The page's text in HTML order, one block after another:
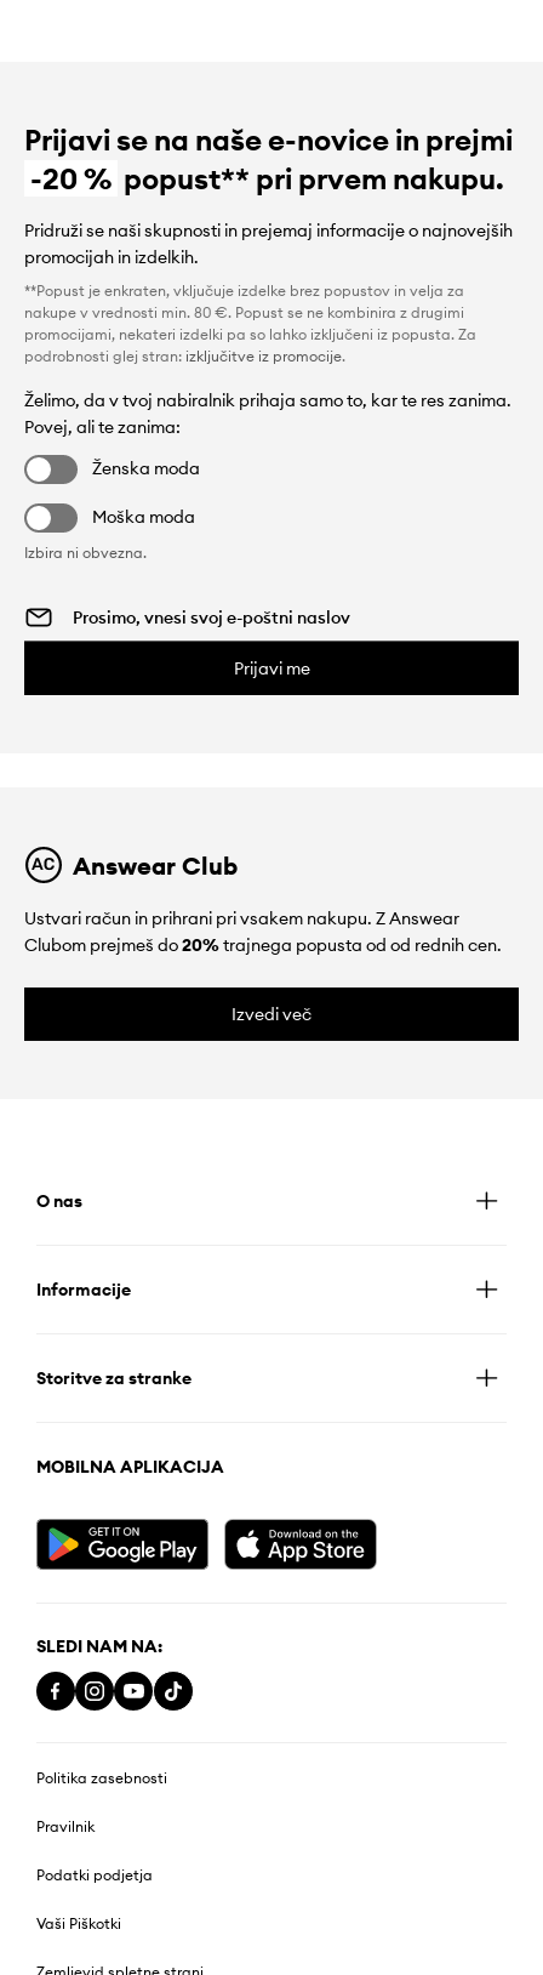
Prijavi se na naše e-novice in prejmi
-20 % popust** pri prvem nakupu.
Pridruži se naši skupnosti in prejemaj informacije o najnovejših
promocijah in izdelkih.
**Popust je enkraten, vključuje izdelke brez popustov in velja za
nakupe v vrednosti min. 80 €. Popust se ne kombinira z drugimi
promocijami, nekateri izdelki pa so lahko izključeni iz popusta. Za
podrobnosti glej stran: izključitve iz promocije.
Želimo, da v tvoj nabiralnik prihaja samo to, kar te res zanima.
Povej, ali te zanima:
Ženska moda
Moška moda
Izbira ni obvezna.
Prijavi me
Answear Club
Ustvari račun in prihrani pri vsakem nakupu. Z Answear
Clubom prejmeš do20%trajnega popusta od od rednih cen.
Izvedi več
O nas
Informacije
Storitve za stranke
MOBILNA APLIKACIJA
SLEDI NAM NA:
Politika zasebnosti
Pravilnik
Podatki podjetja
Vaši Piškotki